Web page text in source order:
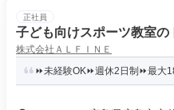
正社員
子ども向けスポーツ教室の
株式会社ＡＬＦＩＮＥ
⏩未経験OK⏩週休2日制⏩最大